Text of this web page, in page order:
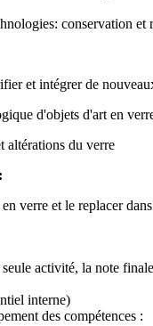
conservation et
et intégrer de
d'objets d'art en
altérations du verre
:
verre et le replacer
activité, la note
interne)
des compétences :